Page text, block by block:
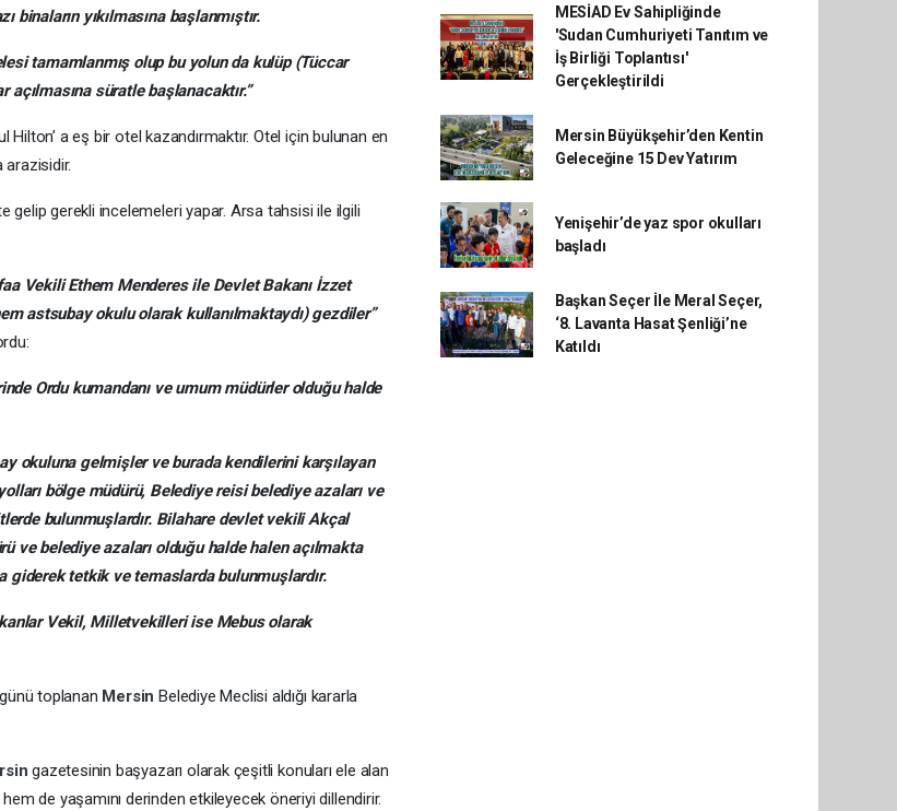
binaların yıkılmasına başlanmıştır.
tamamlanmış olup bu yolun da kulüp (Tüccar
süratle başlanacaktır.”
Hilton’ a eş bir otel kazandırmaktır. Otel için bulunan en
arazisidir.
gelip gerekli incelemeleri yapar. Arsa tahsisi ile ilgili
Vekili Ethem Menderes ile Devlet Bakanı İzzet
astsubay okulu olarak kullanılmaktaydı) gezdiler”
Ordu kumandanı ve umum müdürler olduğu halde
okuluna gelmişler ve burada kendilerini karşılayan
bölge müdürü, Belediye reisi belediye azaları ve
bulunmuşlardır. Bilahare devlet vekili Akçal
ve belediye azaları olduğu halde halen açılmakta
giderek tetkik ve temaslarda bulunmuşlardır.
Vekil, Milletvekilleri ise Mebus olarak
toplanan Mersin Belediye Meclisi aldığı kararla
gazetesinin başyazarı olarak çeşitli konuları ele alan
de yaşamını derinden etkileyecek öneriyi dillendirir.
MESİAD Ev Sahipliğinde
'Sudan Cumhuriyeti Tanıtım ve
İş Birliği Toplantısı'
Gerçekleştirildi
Mersin Büyükşehir’den Kentin
Geleceğine 15 Dev Yatırım
Yenişehir’de yaz spor okulları
başladı
Başkan Seçer İle Meral Seçer,
‘8. Lavanta Hasat Şenliği’ne
Katıldı